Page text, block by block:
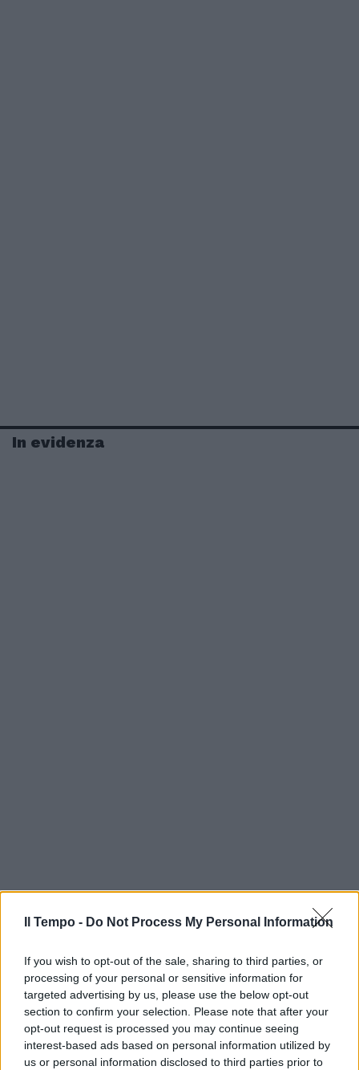
Il Tempo - Do Not Process My Personal Information
If you wish to opt-out of the sale, sharing to third parties, or
processing of your personal or sensitive information for
targeted advertising by us, please use the below opt-out
section to confirm your selection. Please note that after your
opt-out request is processed you may continue seeing
interest-based ads based on personal information utilized by
us or personal information disclosed to third parties prior to
In evidenza